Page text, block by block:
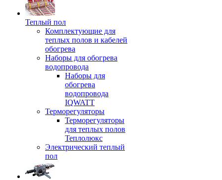
Теплый пол
Комплектующие для
теплых полов и кабелей
обогрева
Наборы для обогрева
водопровода
Наборы для
обогрева
водопровода
IQWATT
Терморегуляторы
Терморегуляторы
для теплых полов
Теплолюкс
Электрический теплый
пол